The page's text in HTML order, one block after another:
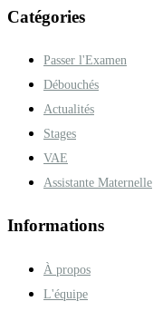
Catégories
Passer l'Examen
Débouchés
Actualités
Stages
VAE
Assistante Maternelle
Informations
À propos
L'équipe